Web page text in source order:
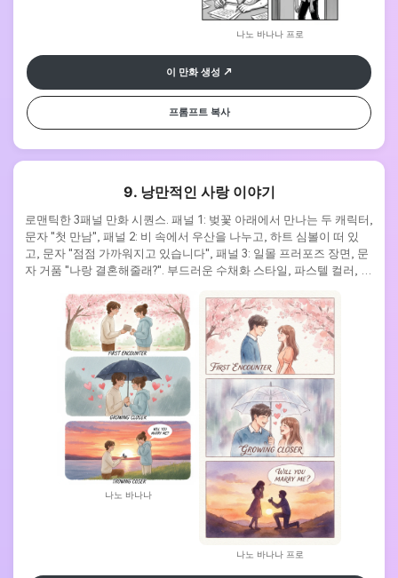
나노 바나나 프로
이 만화 생성
프롬프트 복사
9. 낭만적인 사랑 이야기
로맨틱한 3패널 만화 시퀀스. 패널 1: 벚꽃 아래에서 만나는 두 캐릭터,
문자 "첫 만남", 패널 2: 비 속에서 우산을 나누고, 하트 심볼이 떠 있
고, 문자 "점점 가까워지고 있습니다", 패널 3: 일몰 프러포즈 장면, 문
자 거품 "나랑 결혼해줄래?". 부드러운 수채화 스타일, 파스텔 컬러, 감
나노 바나나
나노 바나나 프로